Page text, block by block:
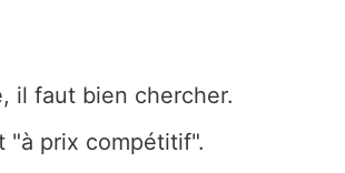
il faut bien chercher.
"à prix compétitif".